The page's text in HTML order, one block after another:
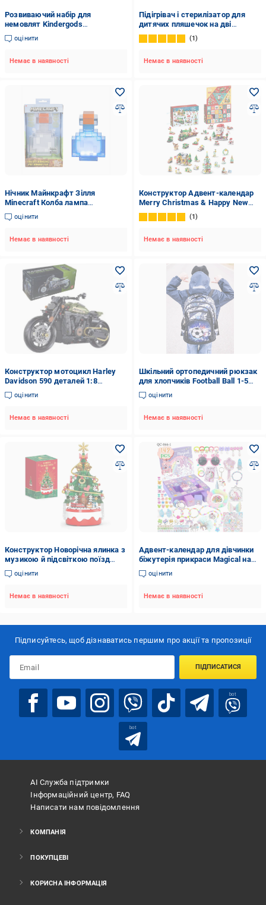
Розвиваючий набір для
немовлят Kindergods
брязкальце, гризунець,
тактильні сенсорні кубики,
на 34 елементи
оцінити
Немає в наявності
Підігрівач і стерилізатор для
дитячих пляшечок на дві
пляшечки з таймером і
відкладений запуском Warmer
1
Немає в наявності
Нічник Майнкрафт Зілля
Minecraft Колба лампа
світильник 8 кольорів
(31909413)
оцінити
Немає в наявності
Конструктор Адвент-календар
Merry Christmas & Happy New
Year на 1123 деталі на 28
моделей (29696309)
1
Немає в наявності
Конструктор мотоцикл Harley
Davidson 590 деталей 1:8
Зелений (harblovcks)
оцінити
Немає в наявності
Шкільний ортопедичний рюкзак
для хлопчиків Football Ball 1-5
клас Чорний (33065938)
оцінити
Немає в наявності
Конструктор Новорічна ялинка з
музикою й підсвіткою поїзд
експрес і гірлянди на 380
деталей (29829371)
оцінити
Немає в наявності
Адвент-календар для дівчинки
біжутерія прикраси Magical на
24 вікна зі сюрпризами 142
елементи (29824069)
оцінити
Немає в наявності
Підписуйтесь, щоб дізнаватись першим про акції та пропозиції
ПІДПИСАТИСЯ
bot
bot
АІ Служба підтримки
Інформаційний центр, FAQ
Написати нам повідомлення
КОМПАНІЯ
ПОКУПЦЕВІ
КОРИСНА ІНФОРМАЦІЯ